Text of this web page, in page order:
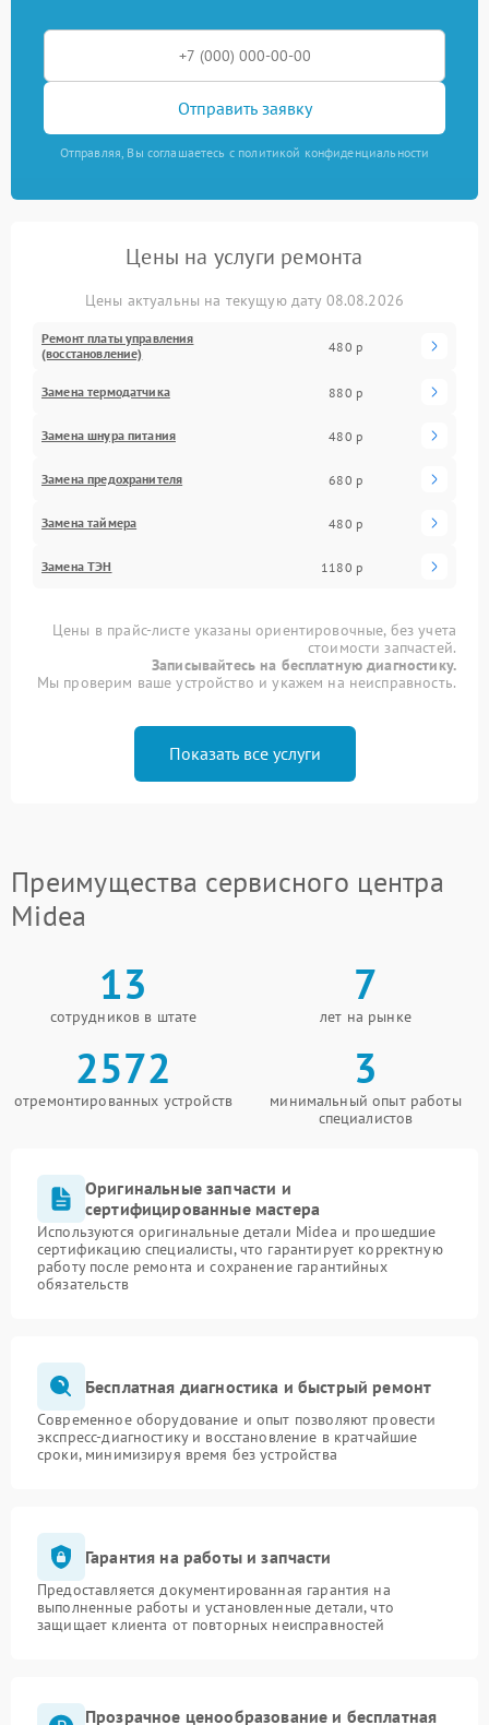
Отправить заявку
Отправляя, Вы соглашаетесь с политикой конфиденциальности
Цены на услуги ремонта
Цены актуальны на текущую дату 08.08.2026
Ремонт платы управления
(восстановление)
480 р
Замена термодатчика 880 р
Замена шнура питания 480 р
Замена предохранителя 680 р
Замена таймера 480 р
Замена ТЭН 1180 р
Цены в прайс-листе указаны ориентировочные, без учета
стоимости запчастей.
Записывайтесь на бесплатную диагностику.
Мы проверим ваше устройство и укажем на неисправность.
Показать все услуги
Преимущества сервисного центра
Midea
13
сотрудников в штате
7
лет на рынке
2572
отремонтированных устройств
3
минимальный опыт работы
специалистов
Оригинальные запчасти и
сертифицированные мастера
Используются оригинальные детали Midea и прошедшие
сертификацию специалисты, что гарантирует корректную
работу после ремонта и сохранение гарантийных
обязательств
Бесплатная диагностика и быстрый ремонт
Современное оборудование и опыт позволяют провести
экспресс-диагностику и восстановление в кратчайшие
сроки, минимизируя время без устройства
Гарантия на работы и запчасти
Предоставляется документированная гарантия на
выполненные работы и установленные детали, что
защищает клиента от повторных неисправностей
Прозрачное ценообразование и бесплатная